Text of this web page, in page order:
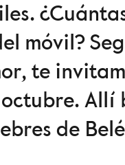
móvil?
te
Allí
de